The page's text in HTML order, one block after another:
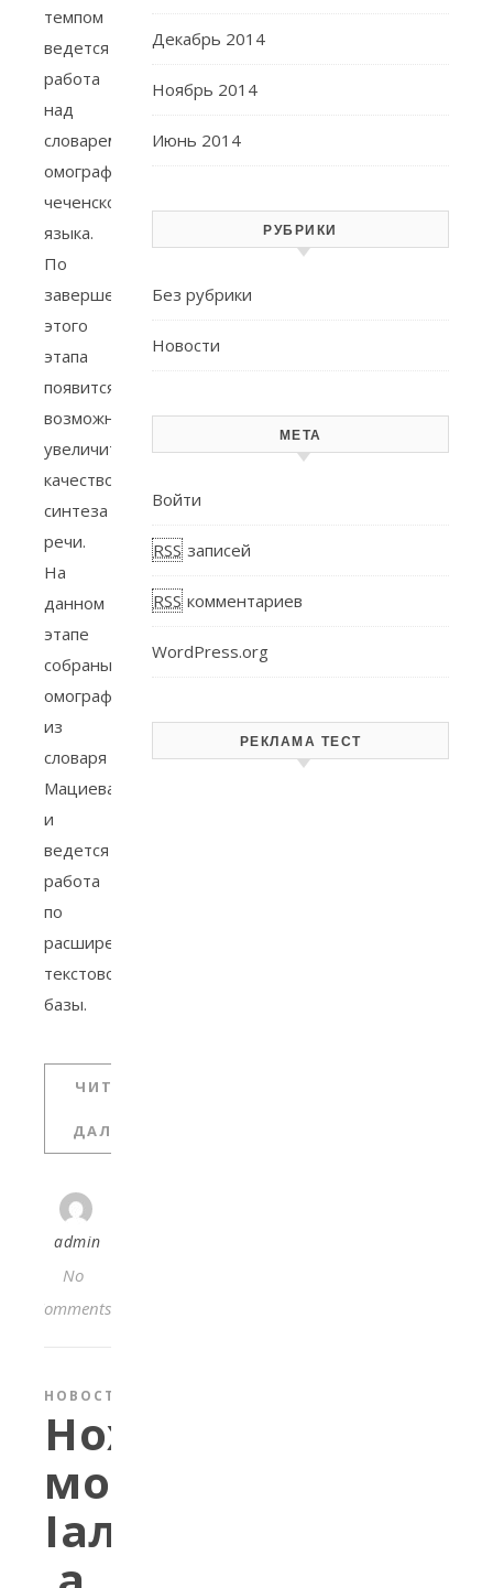
темпом
ведется
работа
над
словарем
омографов
чеченского
языка.
По
завершению
этого
этапа
появится
возможность
увеличить
качество
синтеза
речи.
На
данном
этапе
собраны
омографы
из
словаря
Мациева
и
ведется
работа
по
расширению
текстовой
базы.
ЧИТАТЬ
ДАЛЬШЕ
admin
No
Comments
НОВОСТИ
Нохчийн
мотт
Iалашбарна
Декабрь 2014
Ноябрь 2014
Июнь 2014
РУБРИКИ
Без рубрики
Новости
МЕТА
Войти
RSS записей
RSS комментариев
WordPress.org
РЕКЛАМА ТЕСТ